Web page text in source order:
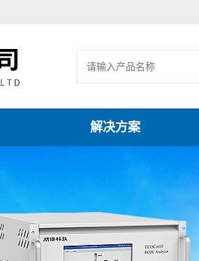
解决方案